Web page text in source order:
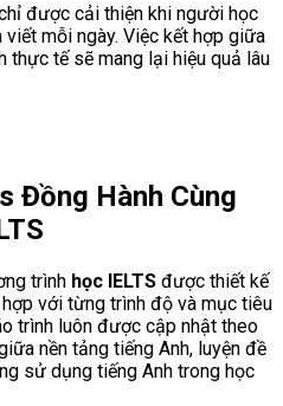
được cải thiện khi người học
mỗi ngày. Việc kết hợp giữa
thực tế sẽ mang lại hiệu quả lâu
Đồng Hành Cùng
trình học IELTS được thiết kế
với từng trình độ và mục tiêu
trình luôn được cập nhật theo
nền tảng tiếng Anh, luyện đề
sử dụng tiếng Anh trong học